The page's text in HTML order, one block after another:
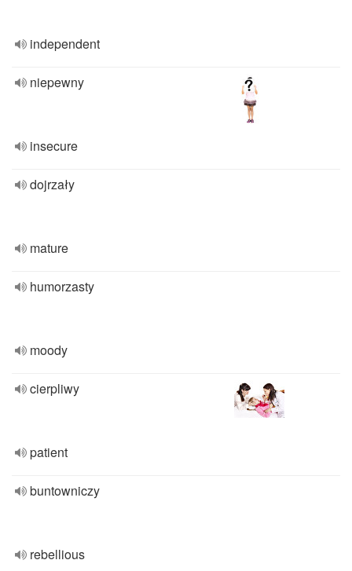
independent
niepewny
insecure
dojrzały
mature
humorzasty
moody
cierpliwy
patient
buntowniczy
rebellious